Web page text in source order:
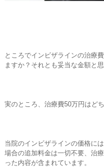
ところでインビザラインの治療
ますか？それとも妥当な金額と
実のところ、治療費50万円はど
当院のインビザラインの価格に
場合の追加料金は一切不要、治
った内容が含まれています。